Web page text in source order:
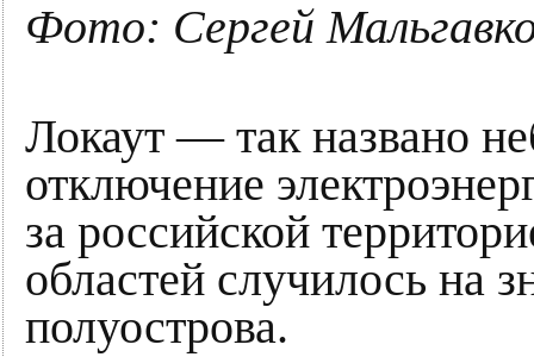
Фото: Сергей
Локаут — так названо
отключение
за российской
областей случилось на
полуострова.